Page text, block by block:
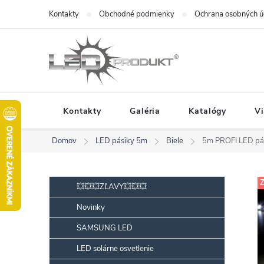
obsah
Kontakty Obchodné podmienky Ochrana osobných
Kontakty Galéria Katalógy
Domov LED pásiky 5m Biele 5m PROFI LED
o
č
n
Preskočiť
kategórie💥💥💥ZĽAVY💥💥💥
Novinky
SAMSUNG LED
LED solárne osvetlenie